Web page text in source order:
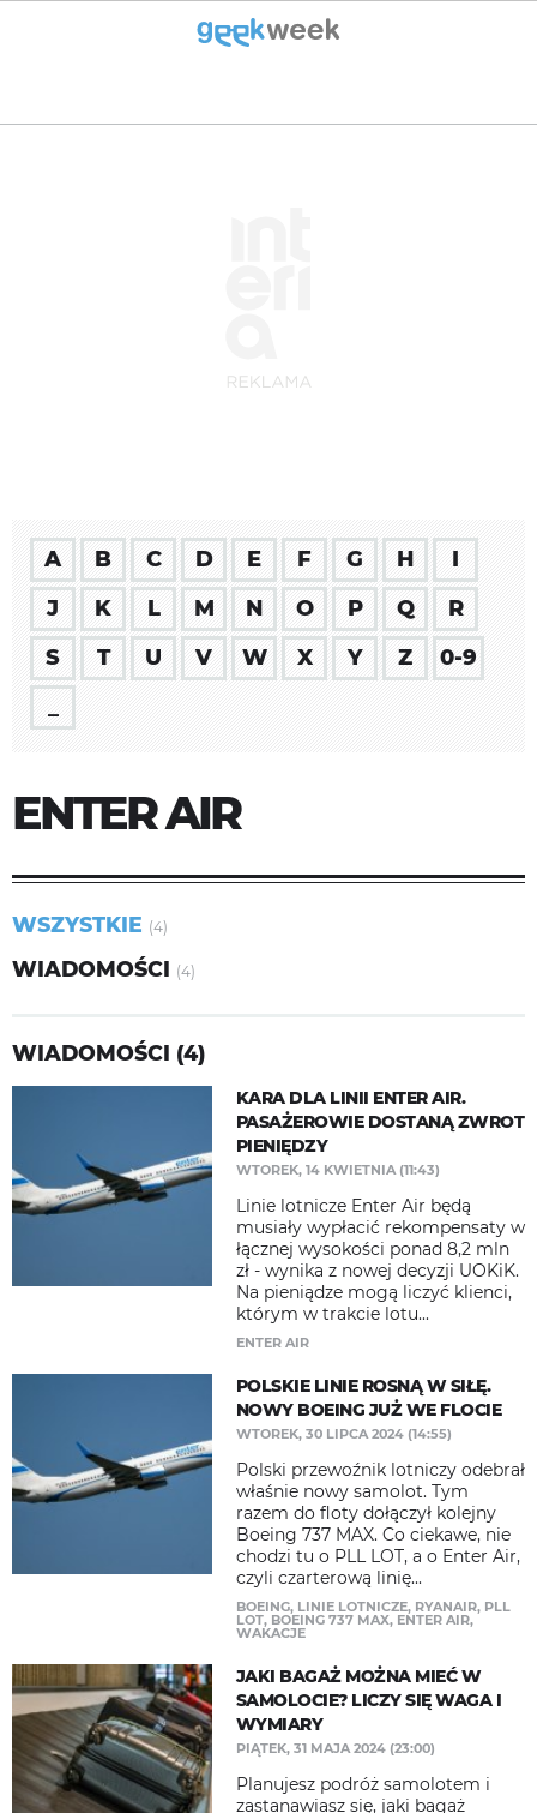
A B C D E F G H
I
J
K L M N O P Q
R
S
T U V W X Y Z
0-9
ENTER AIR
WSZYSTKIE (4)
WIADOMOŚCI (4)
WIADOMOŚCI (4)
KARA DLA LINII ENTER AIR.
PASAŻEROWIE DOSTANĄ ZWROT
PIENIĘDZY
WTOREK, 14 KWIETNIA (11:43)
Linie lotnicze Enter Air będą
musiały wypłacić rekompensaty w
łącznej wysokości ponad 8,2 mln
zł - wynika z nowej decyzji UOKiK.
Na pieniądze mogą liczyć klienci,
którym w trakcie lotu...
ENTER AIR
POLSKIE LINIE ROSNĄ W SIŁĘ.
NOWY BOEING JUŻ WE FLOCIE
WTOREK, 30 LIPCA 2024 (14:55)
Polski przewoźnik lotniczy odebrał
właśnie nowy samolot. Tym
razem do floty dołączył kolejny
Boeing 737 MAX. Co ciekawe, nie
chodzi tu o PLL LOT, a o Enter Air,
czyli czarterową linię...
BOEING, LINIE LOTNICZE, RYANAIR, PLL
LOT, BOEING 737 MAX, ENTER AIR,
WAKACJE
JAKI BAGAŻ MOŻNA MIEĆ W
SAMOLOCIE? LICZY SIĘ WAGA I
WYMIARY
PIĄTEK, 31 MAJA 2024 (23:00)
Planujesz podróż samolotem i
zastanawiasz się, jaki bagaż